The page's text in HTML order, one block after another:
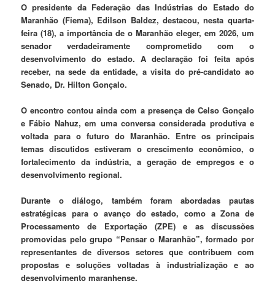
O presidente da Federação das Indústrias do Estado do
Maranhão (Fiema), Edilson Baldez, destacou, nesta quarta-
feira (18), a importância de o Maranhão eleger, em 2026, um
senador verdadeiramente comprometido com o
desenvolvimento do estado. A declaração foi feita após
receber, na sede da entidade, a visita do pré-candidato ao
Senado, Dr. Hilton Gonçalo.
O encontro contou ainda com a presença de Celso Gonçalo
e Fábio Nahuz, em uma conversa considerada produtiva e
voltada para o futuro do Maranhão. Entre os principais
temas discutidos estiveram o crescimento econômico, o
fortalecimento da indústria, a geração de empregos e o
desenvolvimento regional.
Durante o diálogo, também foram abordadas pautas
estratégicas para o avanço do estado, como a Zona de
Processamento de Exportação (ZPE) e as discussões
promovidas pelo grupo “Pensar o Maranhão”, formado por
representantes de diversos setores que contribuem com
propostas e soluções voltadas à industrialização e ao
desenvolvimento maranhense.